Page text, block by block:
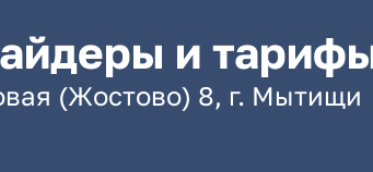
и
(Жостово) 8, г. Мытищи